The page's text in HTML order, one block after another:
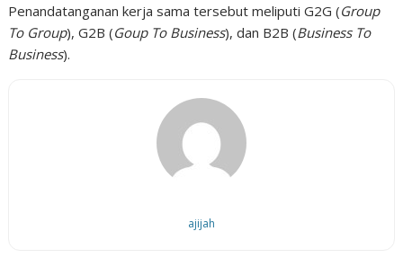
Penandatanganan kerja sama tersebut meliputi G2G (Group
To Group), G2B (Goup To Business), dan B2B (Business To
Business).
ajijah